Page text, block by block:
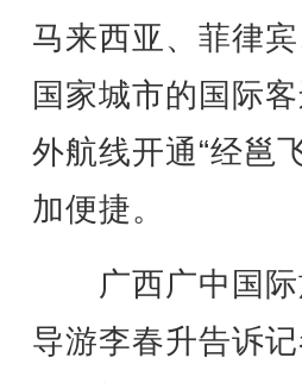
马来西亚、菲律
国家城市的国际
外航线开通“经邕
加便捷。
广西广中国际
导游李春升告诉